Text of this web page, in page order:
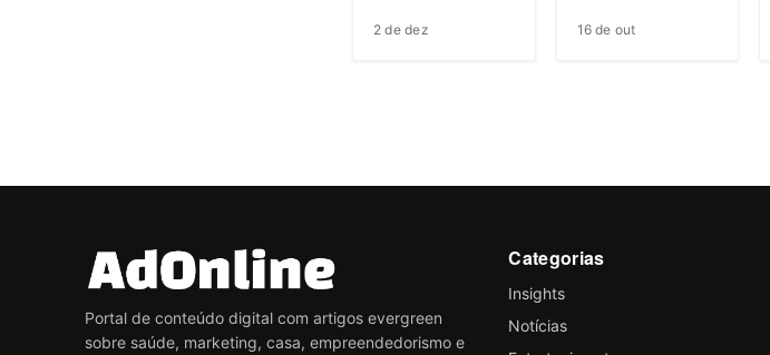
2 de dez 16 de out
Portal de conteúdo digital com artigos evergreen
sobre saúde, marketing, casa, empreendedorismo e
Categorias
Insights
Notícias